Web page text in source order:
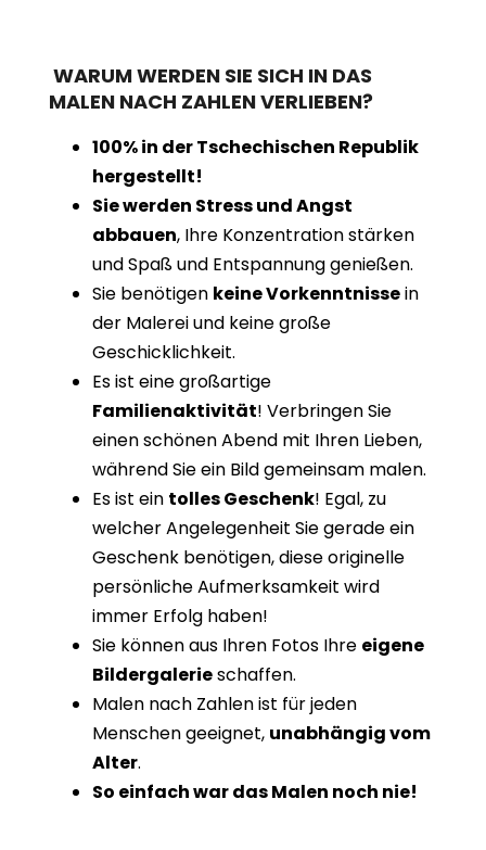
WARUM WERDEN SIE SICH IN DAS
MALEN NACH ZAHLEN VERLIEBEN?
100% in der Tschechischen Republik
hergestellt!
Sie werden Stress und Angst
abbauen, Ihre Konzentration stärken
und Spaß und Entspannung genießen.
Sie benötigen keine Vorkenntnissein
der Malerei und keine große
Geschicklichkeit.
Es ist eine großartige
Familienaktivität! Verbringen Sie
einen schönen Abend mit Ihren Lieben,
während Sie ein Bild gemeinsam malen.
Es ist ein tolles Geschenk! Egal, zu
welcher Angelegenheit Sie gerade ein
Geschenk benötigen, diese originelle
persönliche Aufmerksamkeit wird
immer Erfolg haben!
Sie können aus Ihren Fotos Ihre eigene
Bildergalerieschaffen.
Malen nach Zahlen ist für jeden
Menschen geeignet, unabhängig vom
Alter.
So einfach war das Malen noch nie!